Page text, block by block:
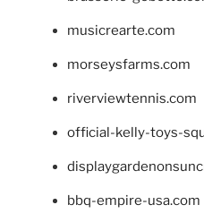
musicrearte.com
morseysfarms.com
riverviewtennis.com
official-kelly-toys-
bbq-empire-usa.com